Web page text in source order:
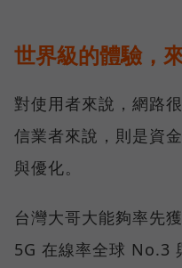
世界級的體驗，
對使用者來說，網路
信業者來說，則是資
與優化。
台灣大哥大能夠率先
5G 在線率全球 No.3